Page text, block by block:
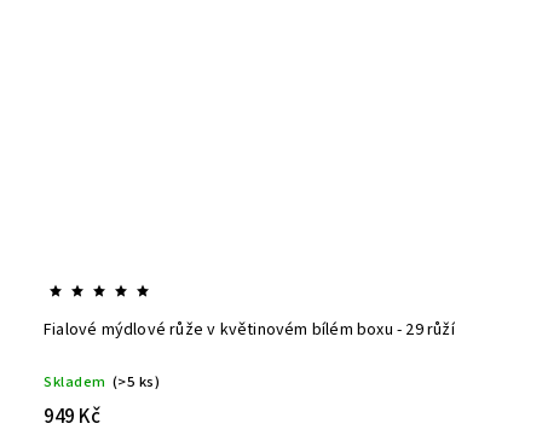
Fialové mýdlové růže v květinovém bílém boxu - 29 růží
Skladem (>5 ks)
949 Kč